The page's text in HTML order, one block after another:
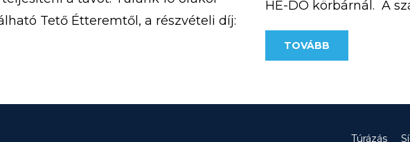
Tető Étteremtől, a részvételi díj:
az alábbi […]
HE-DO körbárnál. A
személy tartózkodhat.
megfelelően lehet
TOVÁBB
Túrázás